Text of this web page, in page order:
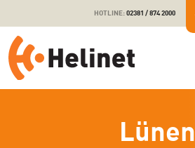
HOTLINE:02381 / 874 2000
Lünen